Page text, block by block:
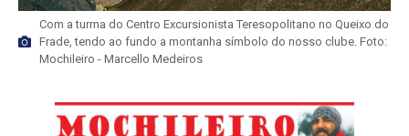
Com a turma do Centro Excursionista Teresopolitano no Queixo do
Frade, tendo ao fundo a montanha símbolo do nosso clube. Foto:
Mochileiro - Marcello Medeiros